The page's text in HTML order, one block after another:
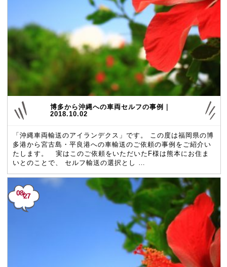
博多から沖縄への車両セルフの事例｜
2018.10.02
「沖縄車両輸送のアイランデクス」です。 この度は福岡県の博
多港から宮古島・平良港への車輸送のご依頼の事例をご紹介い
たします。 実はこのご依頼をいただいたF様は熊本にお住ま
いとのことで、 セルフ輸送の選択とし …
08/27